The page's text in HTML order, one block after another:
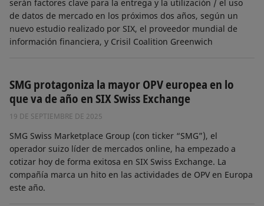
serán factores clave para la entrega y la utilización / el uso
de datos de mercado en los próximos dos años, según un
nuevo estudio realizado por SIX, el proveedor mundial de
información financiera, y Crisil Coalition Greenwich
SMG protagoniza la mayor OPV europea en lo
que va de año en SIX Swiss Exchange
19 DE SEPTIEMBRE DE 2025
SMG Swiss Marketplace Group (con ticker “SMG”), el
operador suizo líder de mercados online, ha empezado a
cotizar hoy de forma exitosa en SIX Swiss Exchange. La
compañía marca un hito en las actividades de OPV en Europa
este año.